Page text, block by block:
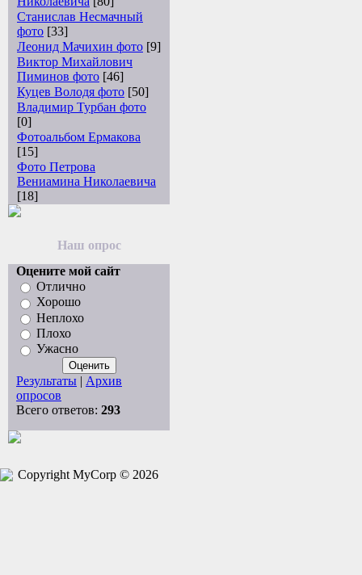
Станислав Несмачный
фото [33]
Леонид Мачихин фото [9]
Виктор Михайлович
Пиминов фото [46]
Куцев Володя фото [50]
Владимир Турбан фото
[0]
Фотоальбом Ермакова
[15]
Фото Петрова
Вениамина Николаевича
[18]
Наш опрос
Оцените мой сайт
Отлично
Хорошо
Неплохо
Плохо
Ужасно
Результаты | Архив
опросов
Всего ответов: 293
Copyright MyCorp © 2026